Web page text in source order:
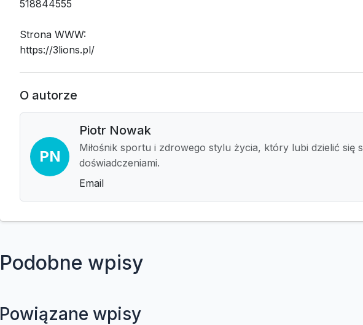
518844555
Strona WWW:
https://3lions.pl/
O autorze
PN
Piotr Nowak
Miłośnik sportu i zdrowego stylu życia, który lubi dzielić się
doświadczeniami.
Email
Podobne wpisy
Powiązane wpisy